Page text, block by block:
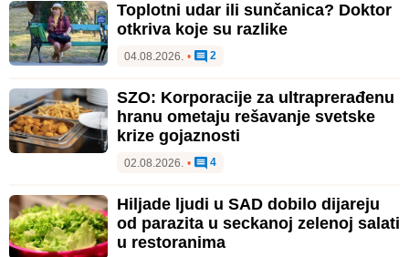
Toplotni udar ili sunčanica? Doktor
otkriva koje su razlike
04.08.2026. • 2
SZO: Korporacije za ultraprerađenu
hranu ometaju rešavanje svetske
krize gojaznosti
02.08.2026. • 4
Hiljade ljudi u SAD dobilo dijareju
od parazita u seckanoj zelenoj salati
u restoranima